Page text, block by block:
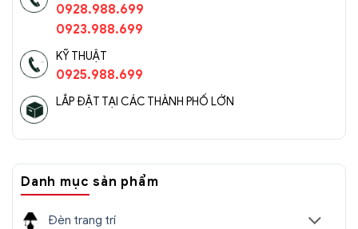
0928.988.699
0923.988.699
KỸ THUẬT
0925.988.699
LẮP ĐẶT TẠI CÁC THÀNH PHỐ LỚN
Danh mục sản phẩm
Đèn trang trí